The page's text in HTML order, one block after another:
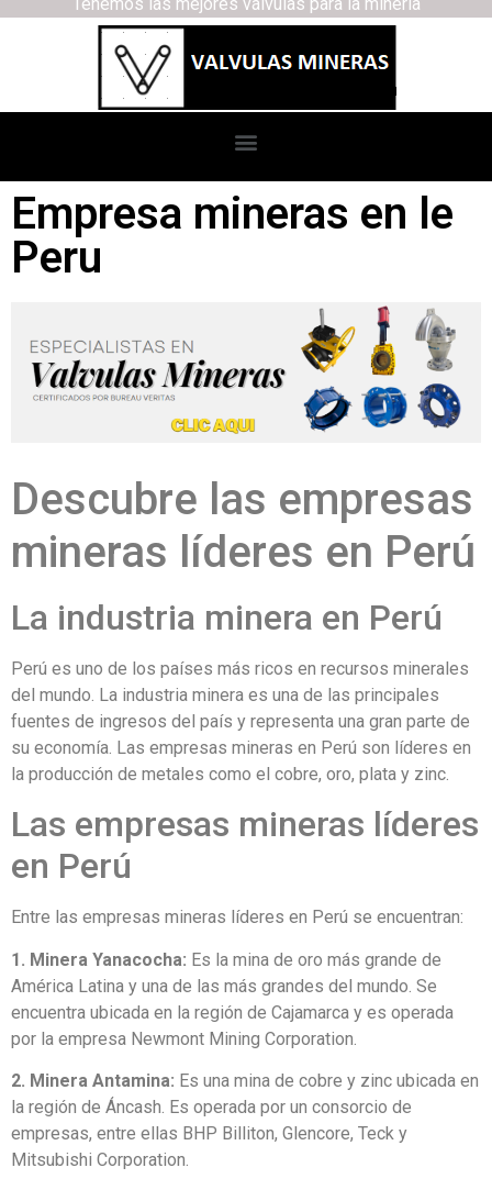
Empresa mineras en le
Peru
Descubre las empresas
mineras líderes en Perú
La industria minera en Perú
Perú es uno de los países más ricos en recursos minerales
del mundo. La industria minera es una de las principales
fuentes de ingresos del país y representa una gran parte de
su economía. Las empresas mineras en Perú son líderes en
la producción de metales como el cobre, oro, plata y zinc.
Las empresas mineras líderes
en Perú
Entre las empresas mineras líderes en Perú se encuentran:
1. Minera Yanacocha: Es la mina de oro más grande de
América Latina y una de las más grandes del mundo. Se
encuentra ubicada en la región de Cajamarca y es operada
por la empresa Newmont Mining Corporation.
2. Minera Antamina: Es una mina de cobre y zinc ubicada en
la región de Áncash. Es operada por un consorcio de
empresas, entre ellas BHP Billiton, Glencore, Teck y
Mitsubishi Corporation.